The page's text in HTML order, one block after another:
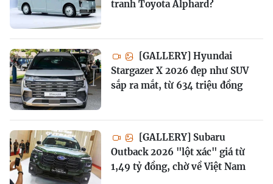
tranh Toyota Alphard?
[GALLERY] Hyundai
Stargazer X 2026 đẹp như SUV
sắp ra mắt, từ 634 triệu đồng
[GALLERY] Subaru
Outback 2026 "lột xác" giá từ
1,49 tỷ đồng, chờ về Việt Nam